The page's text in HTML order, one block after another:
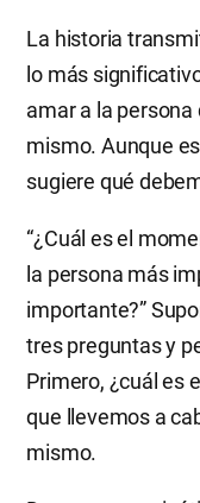
La historia
lo más
amar a la
mismo. Aunque
sugiere qué
“¿Cuál es el
la persona más
importante?”
tres preguntas y
Primero, ¿cuál es
que llevemos a
mismo.